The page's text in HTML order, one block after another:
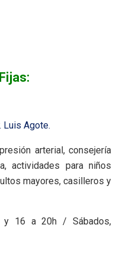
Luis Agote.
arterial, consejería
actividades para niños
mayores, casilleros y
16 a 20h / Sábados,